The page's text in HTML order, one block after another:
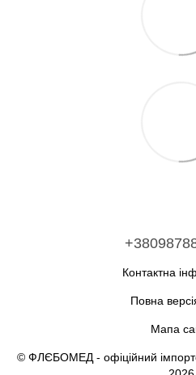
Контактна
Повна
Мапа
© ФЛЄБОМЕД - офіційний